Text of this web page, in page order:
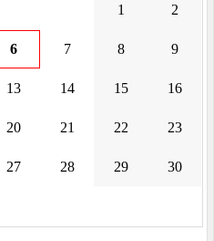
1 2
6 7 8 9
13 14 15 16
20 21 22 23
27 28 29 30